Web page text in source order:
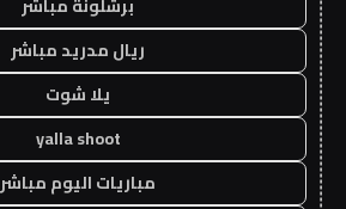
ريال مدريد مباشر
يلا شوت
yalla shoot
مباريات اليوم مباشر